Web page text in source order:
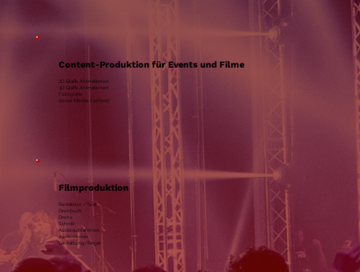
Content-Produktion für Events und Filme
2D Grafik Animationen
3D Grafik Animationen
Fotografie
Social Media-Content
Filmproduktion
Redaktion /Text
Drehbuch
Drehs
Schnitt
Audioaufnahmen
Audiodesign
Gestaltung/Regie